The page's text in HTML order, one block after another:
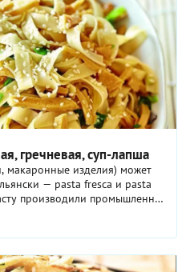
гречневая, суп-лапша
макаронные изделия) может
— pasta fresca и pasta
производили промышленно,
...